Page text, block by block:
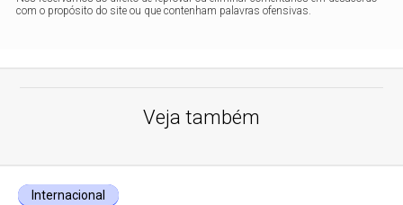
com o propósito do site ou que contenham palavras ofensivas.
Veja também
Internacional